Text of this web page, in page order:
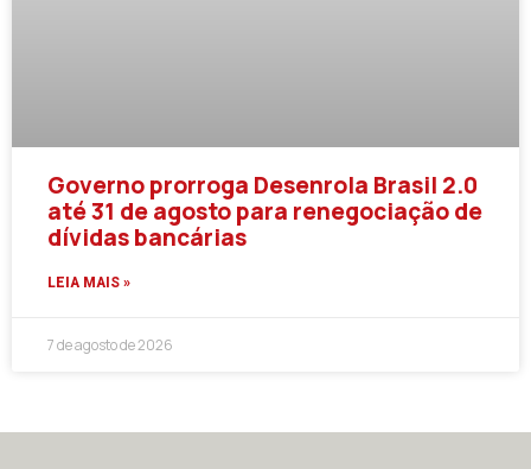
Governo prorroga Desenrola Brasil 2.0
até 31 de agosto para renegociação de
dívidas bancárias
LEIA MAIS »
7 de agosto de 2026